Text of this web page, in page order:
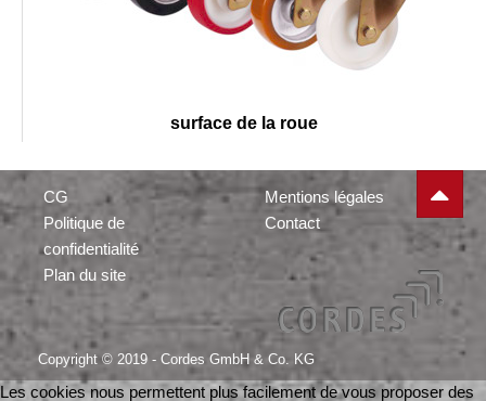
surface de la roue
CG
Politique de
confidentialité
Plan du site
Mentions légales
Contact
Copyright © 2019 - Cordes GmbH & Co. KG
Les cookies nous permettent plus facilement de vous proposer des